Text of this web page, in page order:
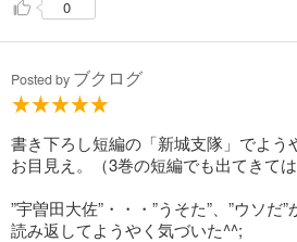
0
Posted by ブクログ
書き下ろし短編の「新城支隊」でよう
お目見え。（3巻の短編でも出てきては
”宇曽田大佐”・・・”うそた”、”ウソだ”
読み返してようやく気づいた^^;